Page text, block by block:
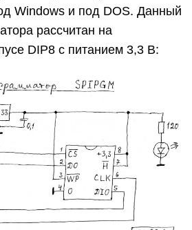
Windows и под DOS. Данный
рассчитан на
DIP8 с питанием 3,3 В: